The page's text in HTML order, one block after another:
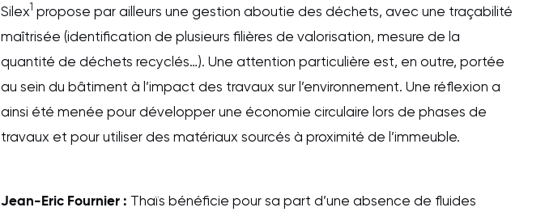
Silex1 propose par ailleurs une gestion aboutie des déchets, avec une traçabilité
maîtrisée (identification de plusieurs filières de valorisation, mesure de la
quantité de déchets recyclés…). Une attention particulière est, en outre, portée
au sein du bâtiment à l’impact des travaux sur l’environnement. Une réflexion a
ainsi été menée pour développer une économie circulaire lors de phases de
travaux et pour utiliser des matériaux sourcés à proximité de l’immeuble.
Jean-Eric Fournier : Thaïs bénéficie pour sa part d’une absence de fluides